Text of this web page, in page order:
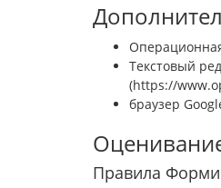
Текстовый
(https://
браузер
Правила